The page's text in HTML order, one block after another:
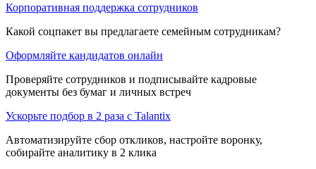
Корпоративная поддержка сотрудников
Какой соцпакет вы предлагаете семейным сотрудникам?
Оформляйте кандидатов онлайн
Проверяйте сотрудников и подписывайте кадровые
документы без бумаг и личных встреч
Ускорьте подбор в 2 раза с Talantix
Автоматизируйте сбор откликов, настройте воронку,
собирайте аналитику в 2 клика